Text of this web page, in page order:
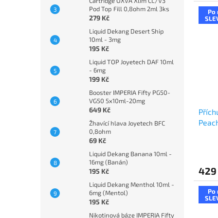
Pod Top Fill 0,8ohm 2ml 3ks
279 Kč
Liquid Dekang Desert Ship
10ml - 3mg
195 Kč
Liquid TOP Joyetech DAF 10ml
- 6mg
199 Kč
Booster IMPERIA Fifty PG50-
VG50 5x10ml-20mg
649 Kč
Žhavící hlava Joyetech BFC
0,8ohm
69 Kč
Liquid Dekang Banana 10ml -
16mg (Banán)
195 Kč
Liquid Dekang Menthol 10ml -
6mg (Mentol)
195 Kč
Nikotinová báze IMPERIA Fifty
Po
429
Po